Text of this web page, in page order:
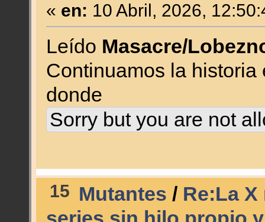
« en: 10 Abril, 2026,
Leído Masacre/
Continuamos la
donde
Sorry but you are not
15 Mutantes / Re:La